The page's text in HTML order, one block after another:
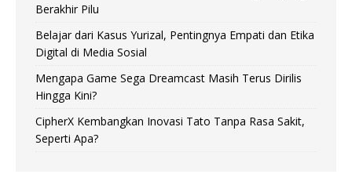
Berakhir Pilu
Belajar dari Kasus Yurizal, Pentingnya Empati dan Etika
Digital di Media Sosial
Mengapa Game Sega Dreamcast Masih Terus Dirilis
Hingga Kini?
CipherX Kembangkan Inovasi Tato Tanpa Rasa Sakit,
Seperti Apa?